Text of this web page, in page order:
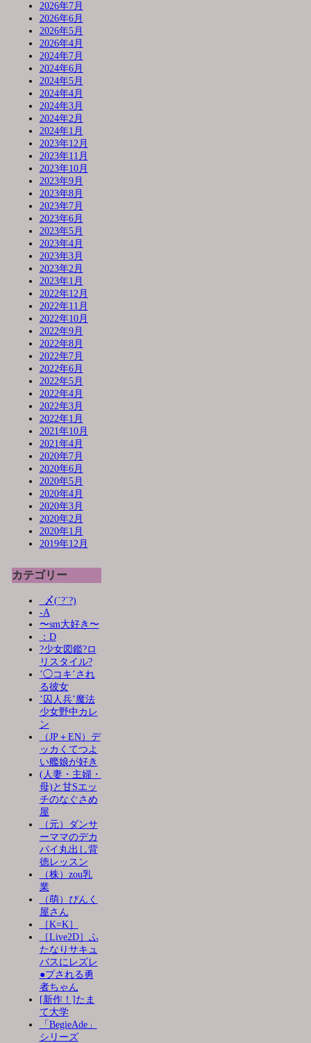
2026年7月
2026年6月
2026年5月
2026年4月
2024年7月
2024年6月
2024年5月
2024年4月
2024年3月
2024年2月
2024年1月
2023年12月
2023年11月
2023年10月
2023年9月
2023年8月
2023年7月
2023年6月
2023年5月
2023年4月
2023年3月
2023年2月
2023年1月
2022年12月
2022年11月
2022年10月
2022年9月
2022年8月
2022年7月
2022年6月
2022年5月
2022年4月
2022年3月
2022年1月
2021年10月
2021年4月
2020年7月
2020年6月
2020年5月
2020年4月
2020年3月
2020年2月
2020年1月
2019年12月
カテゴリー
_〆(´?`?)
-A
〜sm大好き〜
：D
?少女図鑑?ロ
リスタイル?
’◯コキ’され
る彼女
’囚人兵’魔法
少女野中カレ
ン
（JP＋EN）デ
ッカくてつよ
い艦娘が好き
(人妻・主婦・
母)と甘Sエッ
チのなぐさめ
屋
（元）ダンサ
ーママのデカ
パイ丸出し背
徳レッスン
（株）zou乳
業
（萌）ぴんく
屋さん
［K=K］
［Live2D］ふ
たなりサキュ
バスにレズレ
●プされる勇
者ちゃん
[新作！]たま
て大学
「BegieAde」
シリーズ